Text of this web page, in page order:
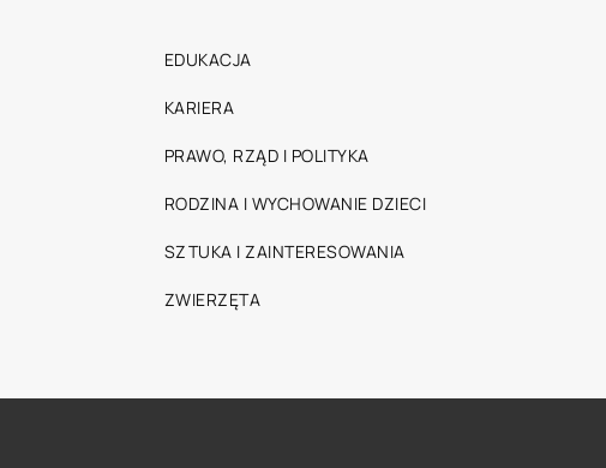
EDUKACJA
KARIERA
PRAWO, RZĄD I POLITYKA
RODZINA I WYCHOWANIE DZIECI
SZTUKA I ZAINTERESOWANIA
ZWIERZĘTA